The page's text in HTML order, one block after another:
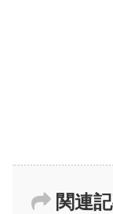
関連